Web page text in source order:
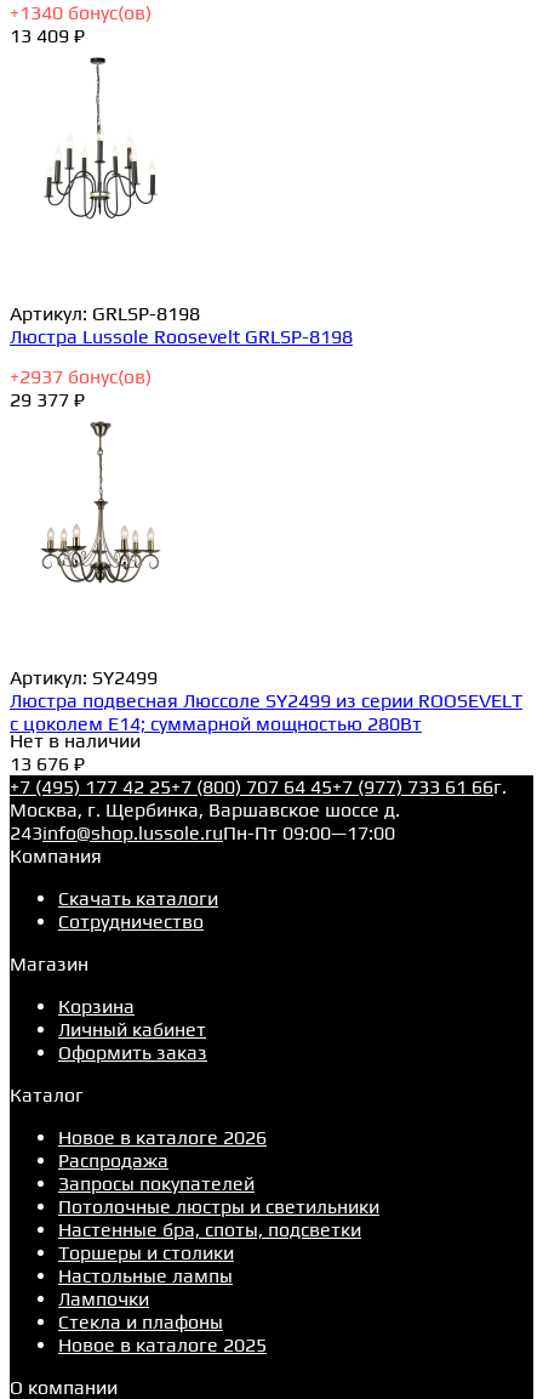
+1340 бонус(ов)
13 409 ₽
Артикул: GRLSP-8198
Люстра Lussole Roosevelt GRLSP-8198
+2937 бонус(ов)
29 377 ₽
Артикул: SY2499
Люстра подвесная Люссоле SY2499 из серии ROOSEVELT
с цоколем E14; суммарной мощностью 280Вт
Нет в наличии
13 676 ₽
+7 (495) 177 42 25+7 (800) 707 64 45+7 (977) 733 61 66г.
Москва, г. Щербинка, Варшавское шоссе д.
243info@shop.lussole.ruПн-Пт 09:00—17:00
Компания
Скачать каталоги
Сотрудничество
Магазин
Корзина
Личный кабинет
Оформить заказ
Каталог
Новое в каталоге 2026
Распродажа
Запросы покупателей
Потолочные люстры и светильники
Настенные бра, споты, подсветки
Торшеры и столики
Настольные лампы
Лампочки
Стекла и плафоны
Новое в каталоге 2025
О компании